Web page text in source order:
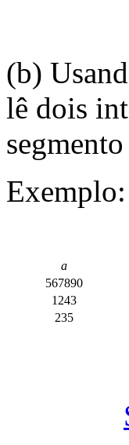
(b)
lê dois
Exemplo:
a
567890
1243
235